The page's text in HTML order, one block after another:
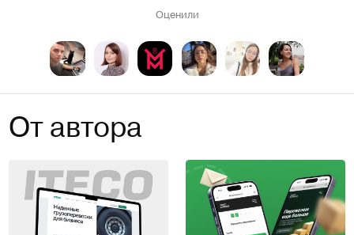
Оценили
От автора